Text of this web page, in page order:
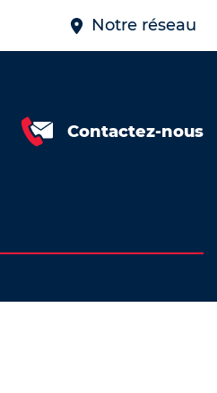
Notre réseau
Contactez-nous